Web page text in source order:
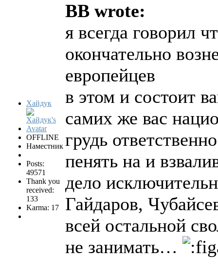
Хайдук
OFFLINE
Наместник
Posts:
49571
Thank you
received:
133
Karma: 17
BB wrote:
я всегда говорил
окончательно
европейцев
в этом и состоит
самих же вас
грудь
пенять на и
дело
Гайдаров,
всей остальной
не занимать…